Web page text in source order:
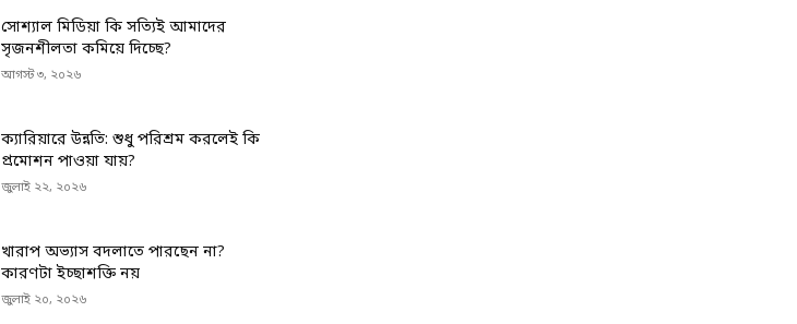
সোশ্যাল মিডিয়া কি সত্যিই আমাদের
সৃজনশীলতা কমিয়ে দিচ্ছে?
আগস্ট ৩, ২০২৬
ক্যারিয়ারে উন্নতি: শুধু পরিশ্রম করলেই কি
প্রমোশন পাওয়া যায়?
জুলাই ২২, ২০২৬
খারাপ অভ্যাস বদলাতে পারছেন না?
কারণটা ইচ্ছাশক্তি নয়
জুলাই ২০, ২০২৬